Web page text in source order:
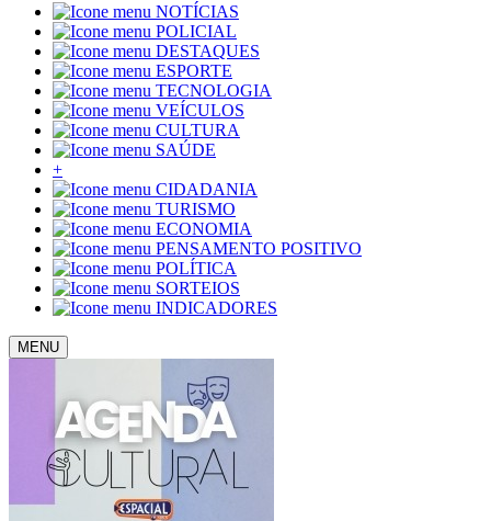
NOTÍCIAS
POLICIAL
DESTAQUES
ESPORTE
TECNOLOGIA
VEÍCULOS
CULTURA
SAÚDE
+
CIDADANIA
TURISMO
ECONOMIA
PENSAMENTO POSITIVO
POLÍTICA
SORTEIOS
INDICADORES
MENU